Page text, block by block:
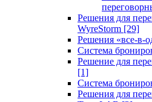
Решения для
WyreStorm [29]
Решения «все-в-
Система
Решение для
[1]
Система
Решения для